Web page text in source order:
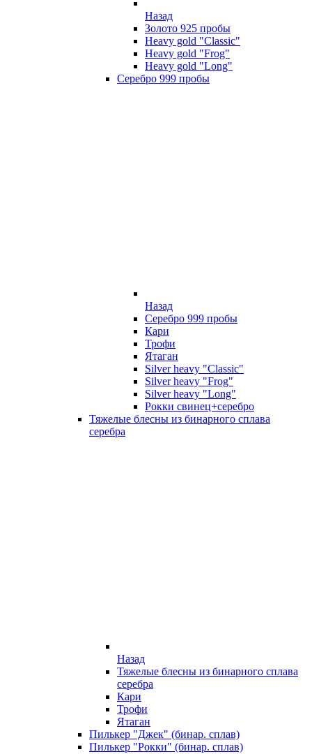
Назад
Золото 925 пробы
Heavy gold "Classic"
Heavy gold "Frog"
Heavy gold "Long"
Серебро 999 пробы
Назад
Серебро 999 пробы
Кари
Трофи
Ятаган
Silver heavy "Classic"
Silver heavy "Frog"
Silver heavy "Long"
Рокки свинец+серебро
Тяжелые блесны из бинарного сплава
серебра
Назад
Тяжелые блесны из бинарного сплава
серебра
Кари
Трофи
Ятаган
Пилькер "Джек" (бинар. сплав)
Пилькер "Рокки" (бинар. сплав)